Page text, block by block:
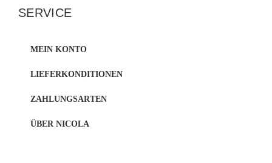
SERVICE
MEIN KONTO
LIEFERKONDITIONEN
ZAHLUNGSARTEN
ÜBER NICOLA